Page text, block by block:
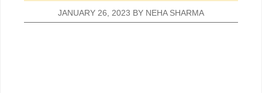
JANUARY 26, 2023 BY NEHA SHARMA